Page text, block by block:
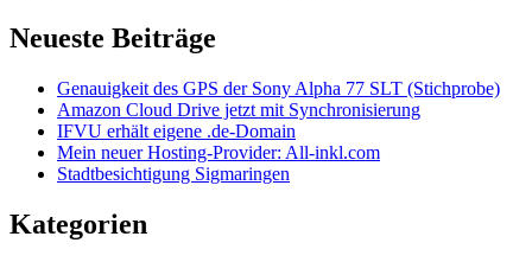
Neueste Beiträge
Genauigkeit des GPS der Sony Alpha 77 SLT (Stichprobe)
Amazon Cloud Drive jetzt mit Synchronisierung
IFVU erhält eigene .de-Domain
Mein neuer Hosting-Provider: All-inkl.com
Stadtbesichtigung Sigmaringen
Kategorien